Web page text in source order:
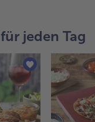
Kauf von 7
jeden Tag